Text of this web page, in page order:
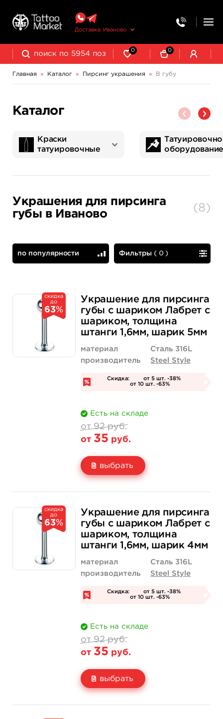
Доставка: Иваново
0 0
Главная » Каталог » Пирсинг украшения » В губу
Фильтры (0 )
по популярности
Украшения для пирсинга
губы в Иваново
(8)
скидка
до
63%
Украшение для пирсинга
губы с шариком Лабрет с
шариком, толщина
штанги 1,6мм, шарик 5мм
материал
Сталь 316L
производитель
Steel Style
Скидка:
от 5 шт. -38%
от 10 шт. -63%
Есть на складе
от 92 руб.
от 35 руб.
выбрать
92 руб.
от 35 руб.
купить
92 руб.
от 35 руб.
нет на складе
скидка
до
63%
Украшение для пирсинга
губы с шариком Лабрет с
шариком, толщина
штанги 1,6мм, шарик 4мм
материал
Сталь 316L
производитель
Steel Style
Скидка:
от 5 шт. -38%
от 10 шт. -63%
Есть на складе
от 92 руб.
от 35 руб.
выбрать
Каталог
Краски
татуировочные